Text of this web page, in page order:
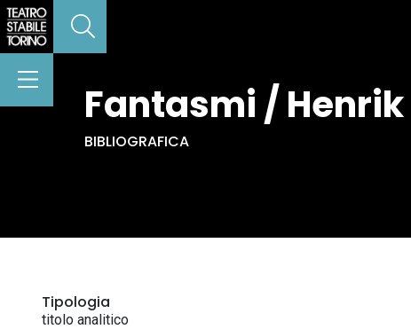
Fantasmi /
BIBLIOGRAFICA
Tipologia
titolo analitico